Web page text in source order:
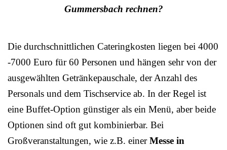
Gummersbach rechnen?
Die durchschnittlichen Cateringkosten liegen bei 4000
-7000 Euro für 60 Personen und hängen sehr von der
ausgewählten Getränkepauschale, der Anzahl des
Personals und dem Tischservice ab. In der Regel ist
eine Buffet-Option günstiger als ein Menü, aber beide
Optionen sind oft gut kombinierbar. Bei
Großveranstaltungen, wie z.B. einerMesse in